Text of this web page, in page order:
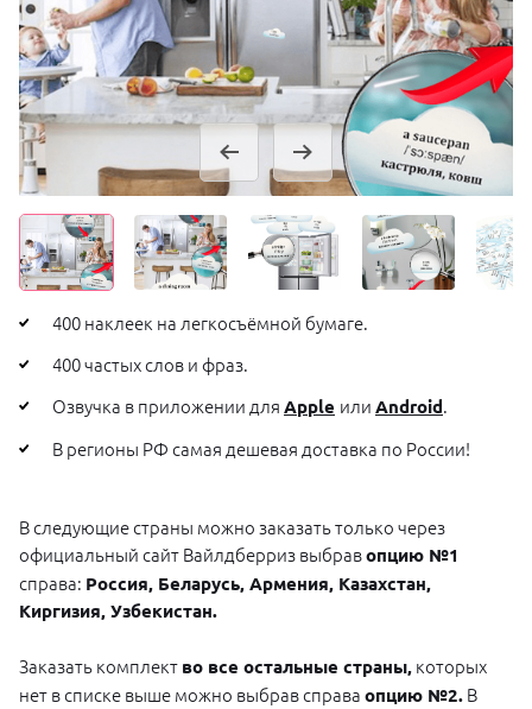
400 наклеек на легкосъёмной бумаге.
400 частых слов и фраз.
Озвучка в приложении для Apple или Android.
В регионы РФ самая дешевая доставка по России!
В следующие страны можно заказать только через
официальный сайт Вайлдберриз выбравопцию №1
справа: Россия, Беларусь, Армения, Казахстан,
Киргизия, Узбекистан.
Заказать комплект во все остальные страны, которых
нет в списке выше можно выбрав справа опцию №2. В